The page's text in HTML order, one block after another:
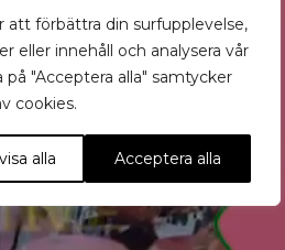
att förbättra din surfupplevelse,
eller innehåll och analysera vår
"Acceptera alla" samtycker
cookies.
alla Acceptera alla